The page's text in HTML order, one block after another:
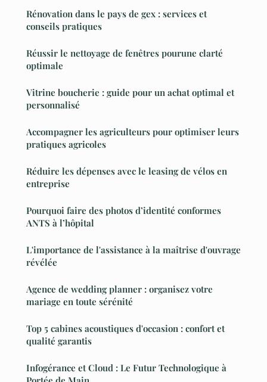
Rénovation dans le pays de gex : services et
conseils pratiques
Réussir le nettoyage de fenêtres pourune clarté
optimale
Vitrine boucherie : guide pour un achat optimal et
personnalisé
Accompagner les agriculteurs pour optimiser leurs
pratiques agricoles
Réduire les dépenses avec le leasing de vélos en
entreprise
Pourquoi faire des photos d’identité conformes
ANTS à l’hôpital
L'importance de l'assistance à la maîtrise d'ouvrage
révélée
Agence de wedding planner : organisez votre
mariage en toute sérénité
Top 5 cabines acoustiques d'occasion : confort et
qualité garantis
Infogérance et Cloud : Le Futur Technologique à